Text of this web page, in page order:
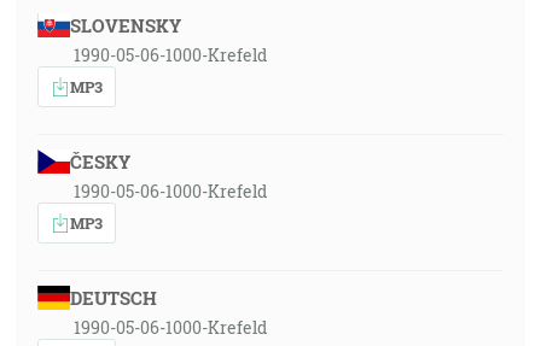
SLOVENSKY
1990-05-06-1000-Krefeld
MP3
ČESKY
1990-05-06-1000-Krefeld
MP3
DEUTSCH
1990-05-06-1000-Krefeld